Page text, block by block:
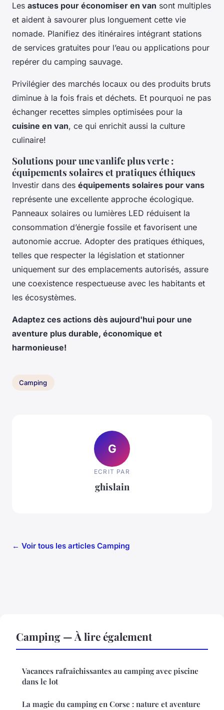
Les astuces pour économiser en van sont multiples
et aident à savourer plus longuement cette vie
nomade. Planifiez des itinéraires intégrant stations
de services gratuites pour l’eau ou applications pour
repérer du camping sauvage.
Privilégier des marchés locaux ou des produits bruts
diminue à la fois frais et déchets. Et pourquoi ne pas
échanger recettes simples optimisées pour la
cuisine en van, ce qui enrichit aussi la culture
culinaire!
Solutions pour une vanlife plus verte :
équipements solaires et pratiques éthiques
Investir dans des équipements solaires pour vans
représente une excellente approche écologique.
Panneaux solaires ou lumières LED réduisent la
consommation d’énergie fossile et favorisent une
autonomie accrue. Adopter des pratiques éthiques,
telles que respecter la législation et stationner
uniquement sur des emplacements autorisés, assure
une coexistence respectueuse avec les habitants et
les écosystèmes.
Adaptez ces actions dès aujourd'hui pour une
aventure plus durable, économique et
harmonieuse!
Camping
G
ECRIT PAR
ghislain
← Voir tous les articles Camping
Camping — À lire également
Vacances rafraîchissantes au camping avec piscine
dans le lot
La magie du camping en Corse : nature et aventure